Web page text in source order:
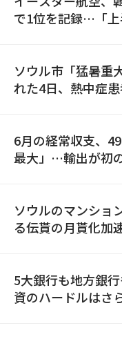
で1位を記録…「上
ソウル市「猛暑重
れた4日、熱中症
6月の経常収支、
最大」…輸出が初
ソウルのマンショ
る伝貰の月貰化加
5大銀行も地方銀
資のハードルはさ